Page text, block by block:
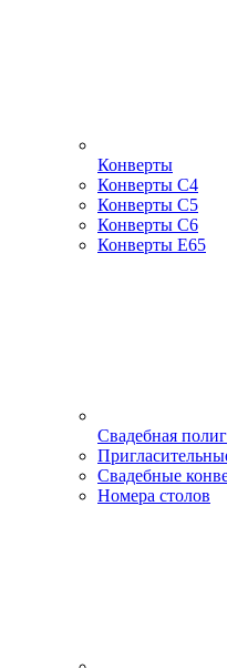
Конверты
Конверты С4
Конверты С5
Конверты С6
Конверты Е65
Свадебная
Свадебные
Номера столов